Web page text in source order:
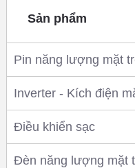
Sản phẩm
Pin năng lượng mặt
Inverter - Kích điện
Điều khiển sạc
Đèn năng lượng mặt